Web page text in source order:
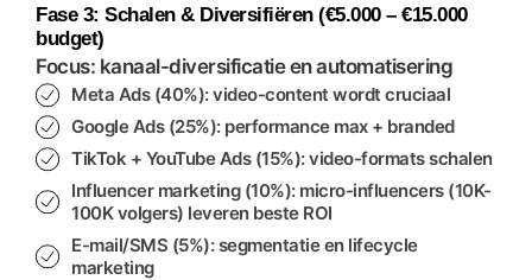
Fase 3: Schalen & Diversifiëren (€5.000 – €15.000
budget)
Focus: kanaal-diversificatie en automatisering
Meta Ads(40%): video-content wordt cruciaal
Google Ads(25%): performance max + branded
TikTok + YouTube Ads(15%): video-formats schalen
Influencer marketing(10%): micro-influencers (10K-
100K volgers) leveren beste ROI
E-mail/SMS (5%): segmentatie en lifecycle
marketing